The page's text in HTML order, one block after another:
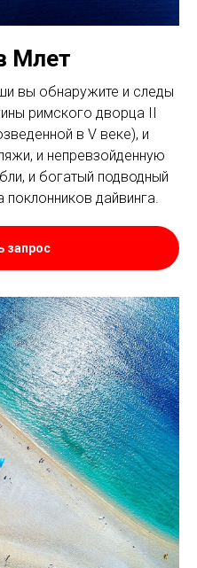
Млет
вы обнаружите и следы
римского дворца II
в V веке), и
и непревзойденную
и богатый подводный
дайвинга.
запрос